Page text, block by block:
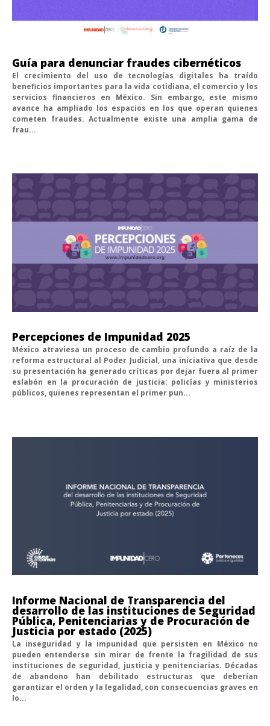
Guía para denunciar fraudes cibernéticos
El crecimiento del uso de tecnologías digitales ha traído
beneficios importantes para la vida cotidiana, el comercio y los
servicios financieros en México. Sin embargo, este mismo
avance ha ampliado los espacios en los que operan quienes
cometen fraudes. Actualmente existe una amplia gama de
frau...
Percepciones de Impunidad 2025
México atraviesa un proceso de cambio profundo a raíz de la
reforma estructural al Poder Judicial, una iniciativa que desde
su presentación ha generado críticas por dejar fuera al primer
eslabón en la procuración de justicia: policías y ministerios
públicos, quienes representan el primer pun...
Informe Nacional de Transparencia del
desarrollo de las instituciones de Seguridad
Pública, Penitenciarias y de Procuración de
Justicia por estado (2025)
La inseguridad y la impunidad que persisten en México no
pueden entenderse sin mirar de frente la fragilidad de sus
instituciones de seguridad, justicia y penitenciarias. Décadas
de abandono han debilitado estructuras que deberían
garantizar el orden y la legalidad, con consecuencias graves en
lo...